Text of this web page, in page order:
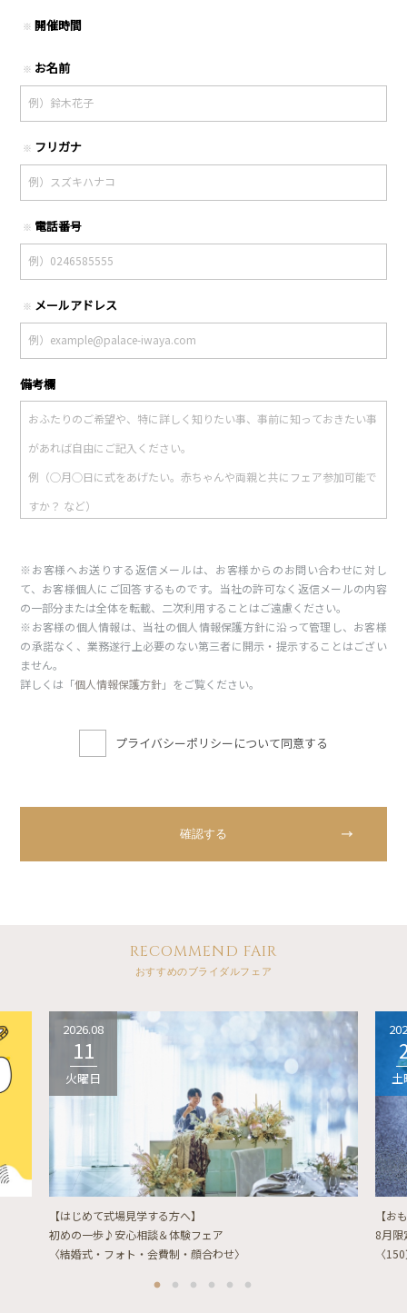
※ 開催時間
※ お名前
※ フリガナ
※ 電話番号
※ メールアドレス
備考欄
※お客様へお送りする返信メールは、お客様からのお問い合わせに対し
て、お客様個人にご回答するものです。当社の許可なく返信メールの内容
の一部分または全体を転載、二次利用することはご遠慮ください。
※お客様の個人情報は、当社の個人情報保護方針に沿って管理し、お客様
の承諾なく、業務遂行上必要のない第三者に開示・提示することはござい
ません。
詳しくは「個人情報保護方針」をご覧ください。
プライバシーポリシーについて同意する
RECOMMEND FAIR
おすすめのブライダルフェア
2026.08
11
火曜日
【はじめて式場見学する方へ】
初めの一歩♪安心相談＆体験フェア
〈結婚式・フォト・会費制・顔合わせ〉
土
【お
8月限
〈